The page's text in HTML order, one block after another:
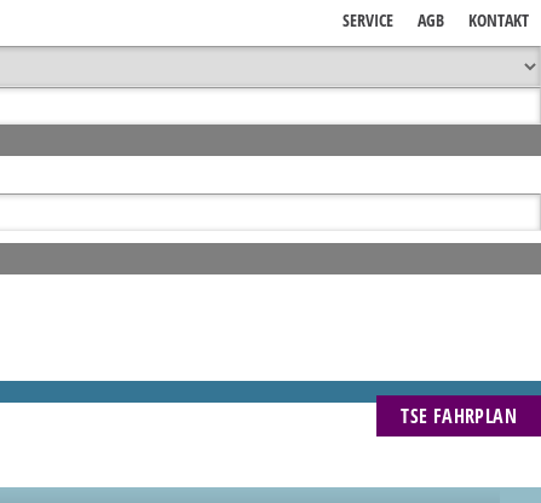
KONTAKT
AGB
SERVICE
TSE FAHRPLAN